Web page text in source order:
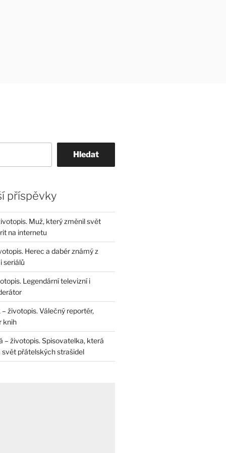
Hledat
příspěvky
Muž, který změnil svět
na internetu
Herec a dabér známý z
seriálů
Legendární televizní i
životopis. Válečný reportér,
knih
– životopis. Spisovatelka, která
přátelských strašidel